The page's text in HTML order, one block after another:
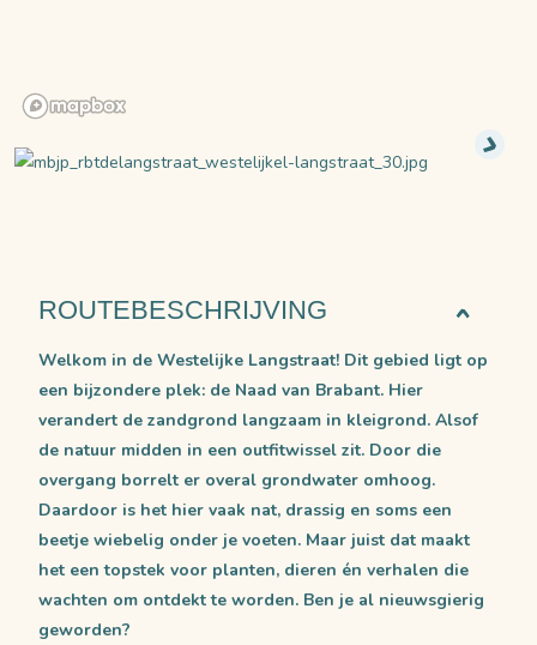
ROUTEBESCHRIJVING
Welkom in de Westelijke Langstraat! Dit gebied ligt op
een bijzondere plek: de Naad van Brabant. Hier
verandert de zandgrond langzaam in kleigrond. Alsof
de natuur midden in een outfitwissel zit. Door die
overgang borrelt er overal grondwater omhoog.
Daardoor is het hier vaak nat, drassig en soms een
beetje wiebelig onder je voeten. Maar juist dat maakt
het een topstek voor planten, dieren én verhalen die
wachten om ontdekt te worden. Ben je al nieuwsgierig
geworden?